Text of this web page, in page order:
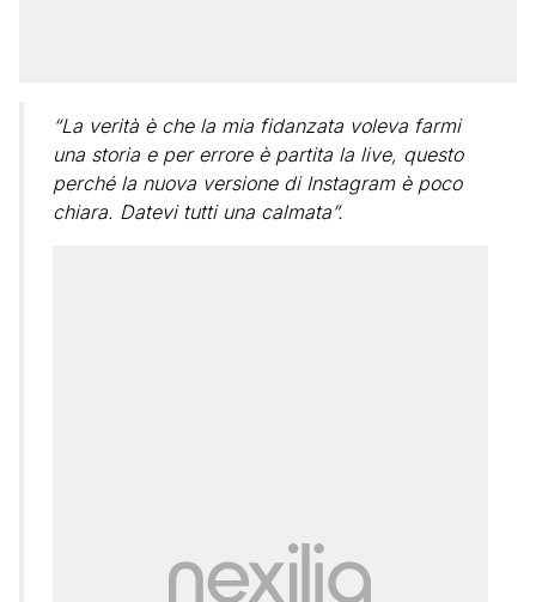
“La verità è che la mia fidanzata voleva farmi
una storia e per errore è partita la live, questo
perché la nuova versione di Instagram è poco
chiara. Datevi tutti una calmata”.